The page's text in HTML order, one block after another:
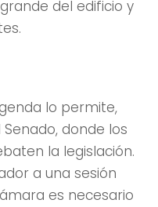
del edificio y
lo permite,
donde los
la legislación.
a una sesión
es necesario